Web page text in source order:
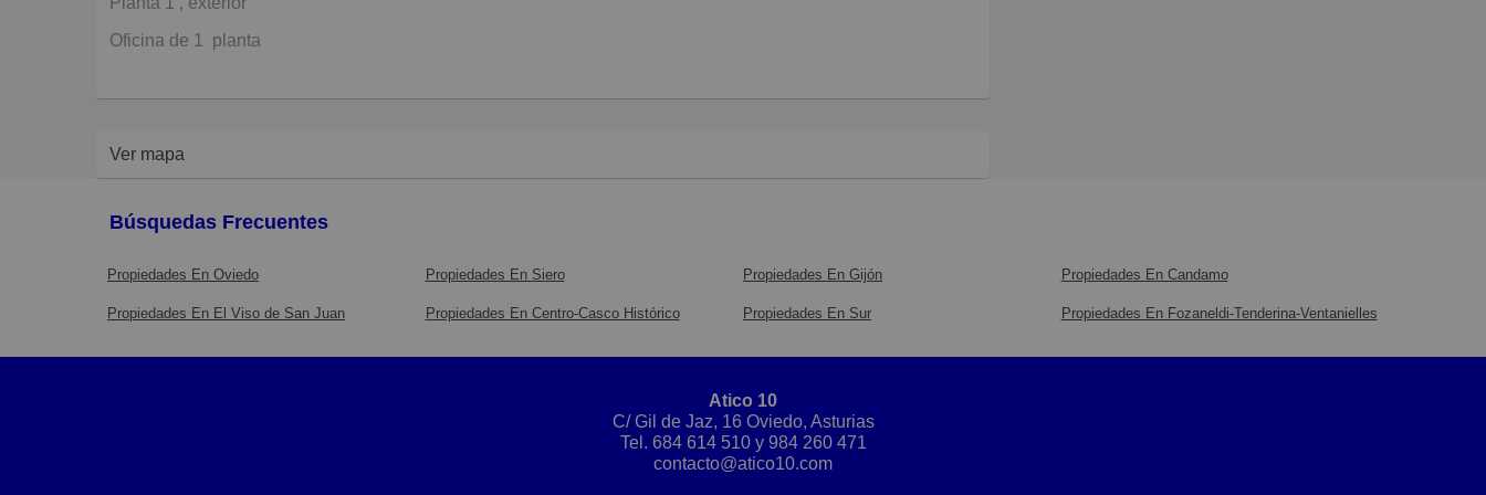
Oficina de 1 planta
Ver mapa
Búsquedas Frecuentes
Propiedades En Oviedo Propiedades En Siero Propiedades En Gijón Propiedades En Candamo
Propiedades En El Viso de San Juan Propiedades En Centro-Casco Histórico Propiedades En Sur Propiedades En Fozaneldi-Tenderina-Ventanielles
Atico 10
C/ Gil de Jaz, 16 Oviedo, Asturias
Tel. 684 614 510y 984 260 471
contacto@atico10.com